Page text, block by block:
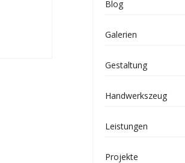
Blog
Galerien
Gestaltung
Handwerkszeug
Leistungen
Projekte